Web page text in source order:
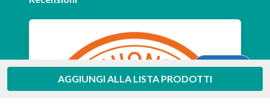
AGGIUNGI ALLA LISTA PRODOTTI
Aiuto